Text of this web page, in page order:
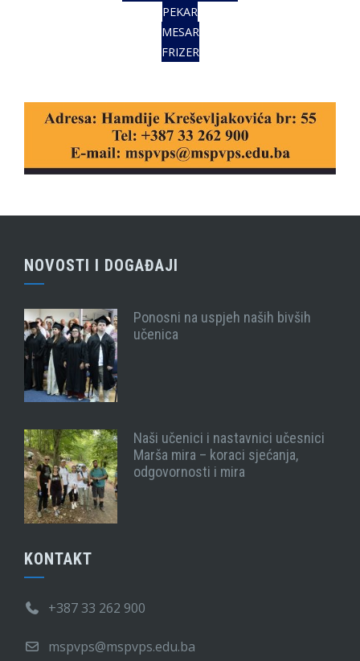
PEKAR
MESAR
FRIZER
NOVOSTI I DOGAĐAJI
Ponosni na uspjeh naših bivših
učenica
Naši učenici i nastavnici učesnici
Marša mira – koraci sjećanja,
odgovornosti i mira
KONTAKT
+387 33 262 900
mspvps@mspvps.edu.ba